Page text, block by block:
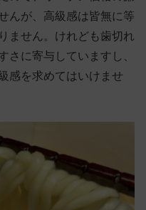
んが、高級感は皆無に等
ません。けれども歯切れ
さに寄与していますし、
感を求めてはいけませ